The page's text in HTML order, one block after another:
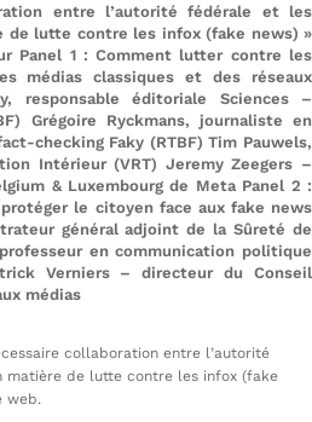
entre l’autorité fédérale et les
de lutte contre les infox (fake news) »
Panel 1 : Comment lutter contre les
médias classiques et des réseaux
responsable éditoriale Sciences –
Grégoire Ryckmans, journaliste en
checking Faky (RTBF) Tim Pauwels,
Intérieur (VRT) Jeremy Zeegers –
& Luxembourg de Meta Panel 2 :
le citoyen face aux fake news
général adjoint de la Sûreté de
en communication politique
Verniers – directeur du Conseil
médias
collaboration entre l’autorité
matière de lutte contre les infox (fake
web.